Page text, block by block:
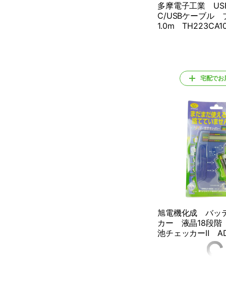
多摩電子工業
C/USBケーブル
1.0m
宅配でお
旭電機化成 バッ
カー 液晶18段
池チェッカーⅡ